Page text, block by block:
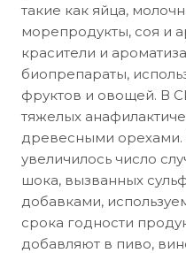
такие как яйца,
морепродукты, соя и
красители и
биопрепараты,
фруктов и овощей. В
тяжелых
древесными
увеличилось число
шока, вызванных
добавками,
срока годности
добавляют в пиво,